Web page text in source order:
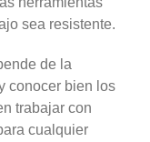
sea resistente.
de la
conocer bien los
trabajar con
cualquier